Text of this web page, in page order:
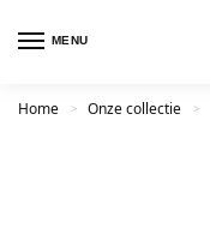
MENU
Home > Onze collectie >